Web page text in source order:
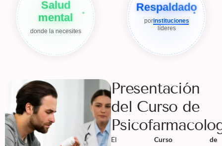
Salud
mental
donde la necesites
Respaldado
porinstituciones
líderes
Presentación
del Curso de
El Curso de